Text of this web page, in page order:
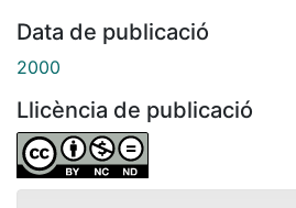
Data de publicació
2000
Llicència de publicació